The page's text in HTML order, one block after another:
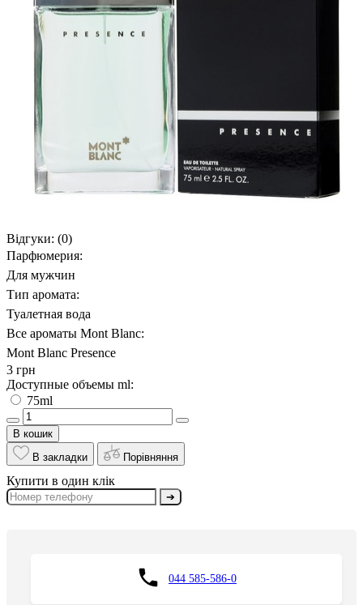
Відгуки: (0)
Парфюмерия:
Для мужчин
Тип аромата:
Туалетная вода
Все ароматы Mont Blanc:
Mont Blanc Presence
3 грн
Доступные объемы ml:
75ml
В кошик
В закладки
Порівняння
Купити в один клік
➔
044 585-586-0